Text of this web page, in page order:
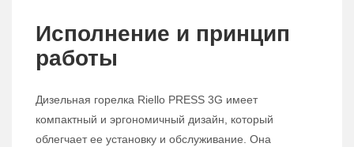
Исполнение и принцип
работы
Дизельная горелка Riello PRESS 3G имеет
компактный и эргономичный дизайн, который
облегчает ее установку и обслуживание. Она